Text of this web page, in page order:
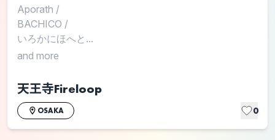
Aporath /
BACHICO /
いろかにほへと...
and more
天王寺Fireloop
OSAKA 0